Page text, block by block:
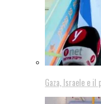
Gaza, Israele e